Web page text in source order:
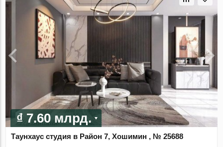
₫ 7.60 млрд.
Таунхаус студия в Район 7, Хошимин , № 25688